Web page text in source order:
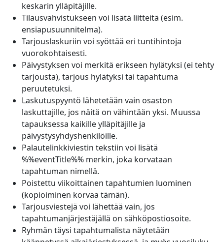
keskarin ylläpitäjille.
Tilausvahvistukseen voi lisätä liitteitä (esim.
ensiapusuunnitelma).
Tarjouslaskuriin voi syöttää eri tuntihintoja
vuorokohtaisesti.
Päivystyksen voi merkitä erikseen hylätyksi (ei tehty
tarjousta), tarjous hylätyksi tai tapahtuma
peruutetuksi.
Laskutuspyyntö lähetetään vain osaston
laskuttajille, jos näitä on vähintään yksi. Muussa
tapauksessa kaikille ylläpitäjille ja
päivystysyhdyshenkilöille.
Palautelinkkiviestin tekstiin voi lisätä
%%eventTitle%% merkin, joka korvataan
tapahtuman nimellä.
Poistettu viikoittainen tapahtumien luominen
(kopioiminen korvaa tämän).
Tarjousviestejä voi lähettää vain, jos
tapahtumanjärjestäjällä on sähköpostiosoite.
Ryhmän täysi tapahtumalista näytetään